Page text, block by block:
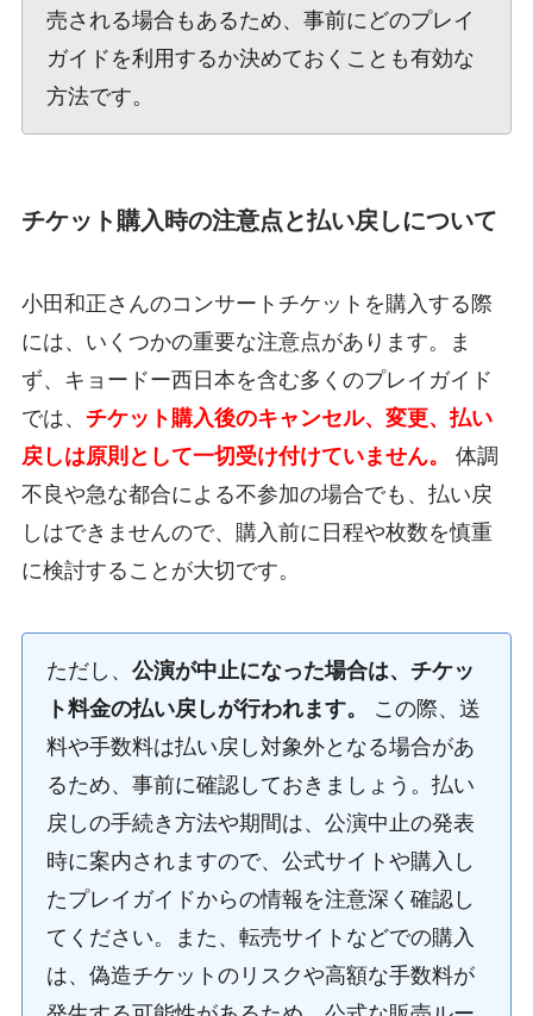
売される場合もあるため、事前にどのプレイ
ガイドを利用するか決めておくことも有効な
方法です。
チケット購入時の注意点と払い戻しについて
小田和正さんのコンサートチケットを購入する際
には、いくつかの重要な注意点があります。ま
ず、キョードー西日本を含む多くのプレイガイド
では、 チケット購入後のキャンセル、変更、払い
戻しは原則として一切受け付けていません。
体調
不良や急な都合による不参加の場合でも、払い戻
しはできませんので、購入前に日程や枚数を慎重
に検討することが大切です。
ただし、 公演が中止になった場合は、チケッ
ト料金の払い戻しが行われます。
この際、送
料や手数料は払い戻し対象外となる場合があ
るため、事前に確認しておきましょう。払い
戻しの手続き方法や期間は、公演中止の発表
時に案内されますので、公式サイトや購入し
たプレイガイドからの情報を注意深く確認し
てください。また、転売サイトなどでの購入
は、偽造チケットのリスクや高額な手数料が